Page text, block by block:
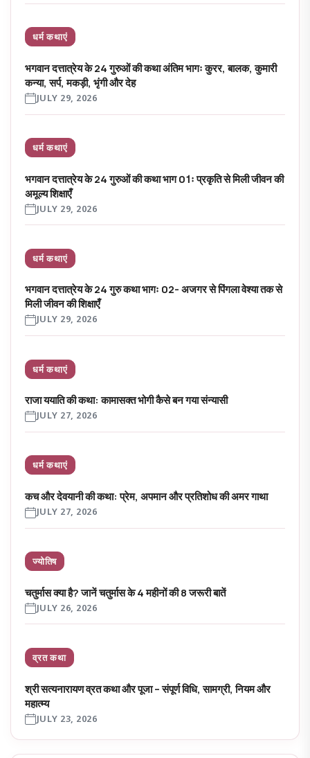
धर्म कथाएं
भगवान दत्तात्रेय के 24 गुरुओं की कथा अंतिम भागः कुरर, बालक, कुमारी
कन्या, सर्प, मकड़ी, भृंगी और देह
JULY 29, 2026
धर्म कथाएं
भगवान दत्तात्रेय के 24 गुरुओं की कथा भाग 01ः प्रकृति से मिली जीवन की
अमूल्य शिक्षाएँ
JULY 29, 2026
धर्म कथाएं
भगवान दत्तात्रेय के 24 गुरु कथा भागः 02- अजगर से पिंगला वेश्या तक से
मिली जीवन की शिक्षाएँ
JULY 29, 2026
धर्म कथाएं
राजा ययाति की कथा: कामासक्त भोगी कैसे बन गया संन्यासी
JULY 27, 2026
धर्म कथाएं
कच और देवयानी की कथा: प्रेम, अपमान और प्रतिशोध की अमर गाथा
JULY 27, 2026
ज्योतिष
चतुर्मास क्या है? जानें चतुर्मास के 4 महीनों की 8 जरूरी बातें
JULY 26, 2026
व्रत कथा
श्री सत्यनारायण व्रत कथा और पूजा – संपूर्ण विधि, सामग्री, नियम और
महात्म्य
JULY 23, 2026